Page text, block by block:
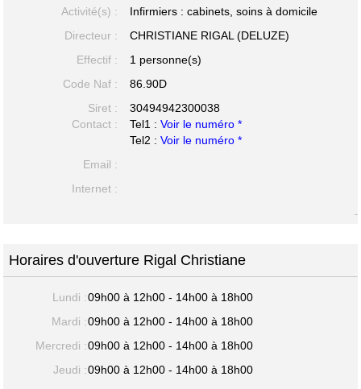
Activité(s) :
Infirmiers : cabinets, soins à domicile
Directeur :
CHRISTIANE RIGAL (DELUZE)
Effectif :
1 personne(s)
Code Naf :
86.90D
Siret :
30494942300038
Contact :
Tel1 :Voir le numéro *
Tel2 :Voir le numéro *
Email :
Internet :
-
Horaires d'ouverture Rigal Christiane
Lundi :09h00 à 12h00 - 14h00 à 18h00
Mardi :09h00 à 12h00 - 14h00 à 18h00
Mercredi :09h00 à 12h00 - 14h00 à 18h00
Jeudi :09h00 à 12h00 - 14h00 à 18h00